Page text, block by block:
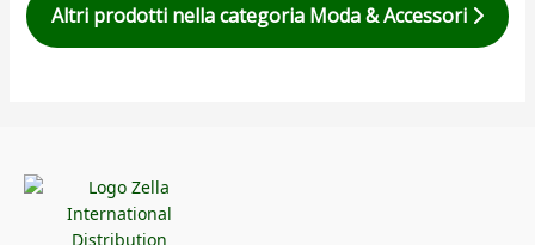
Altri prodotti nella categoria Moda & Accessori